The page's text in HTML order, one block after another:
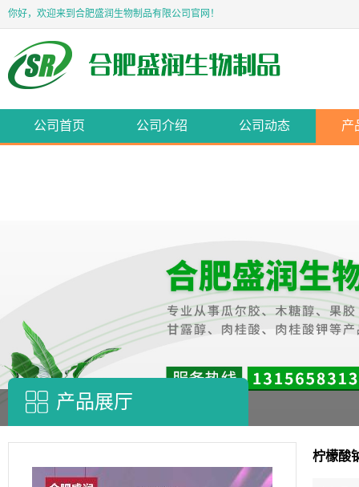
你好，欢迎来到合肥盛润生物制品有限公司官网！
公司首页 公司介绍 公司动态 产
产品展厅
柠檬酸